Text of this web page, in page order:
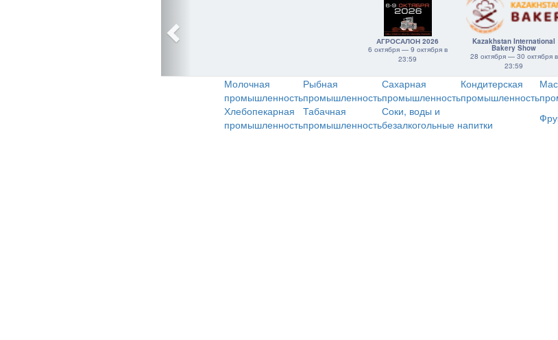
АГРОСАЛОН 2026
6 октября — 9 октября в
23:59
Kazakhstan International
Bakery Show
28 октября — 30 октября в
23:59
Молочная
промышленность
Рыбная
промышленность
Сахарная
промышленность
Кондитерская
промышленность
Хлебопекарная
промышленность
Табачная
промышленность
Соки, воды и
безалкогольные напитки